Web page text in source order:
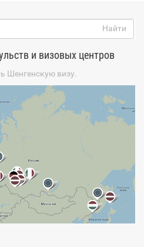
и визовых центров
Шенгенскую визу.